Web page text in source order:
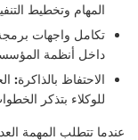
المهام وتخطيط
تكامل واجهات
داخل أنظمة المؤسسة
الاحتفاظ بالذاكرة:
للوكلاء بتذكر
عندما تتطلب المهمة